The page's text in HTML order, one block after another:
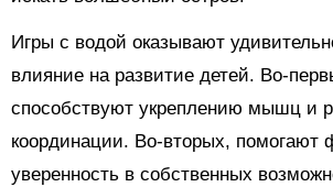
Игры с водой оказывают
влияние на развитие детей. Во-
способствуют укреплению мышц и
координации. Во-вторых, помогают
уверенность в собственных